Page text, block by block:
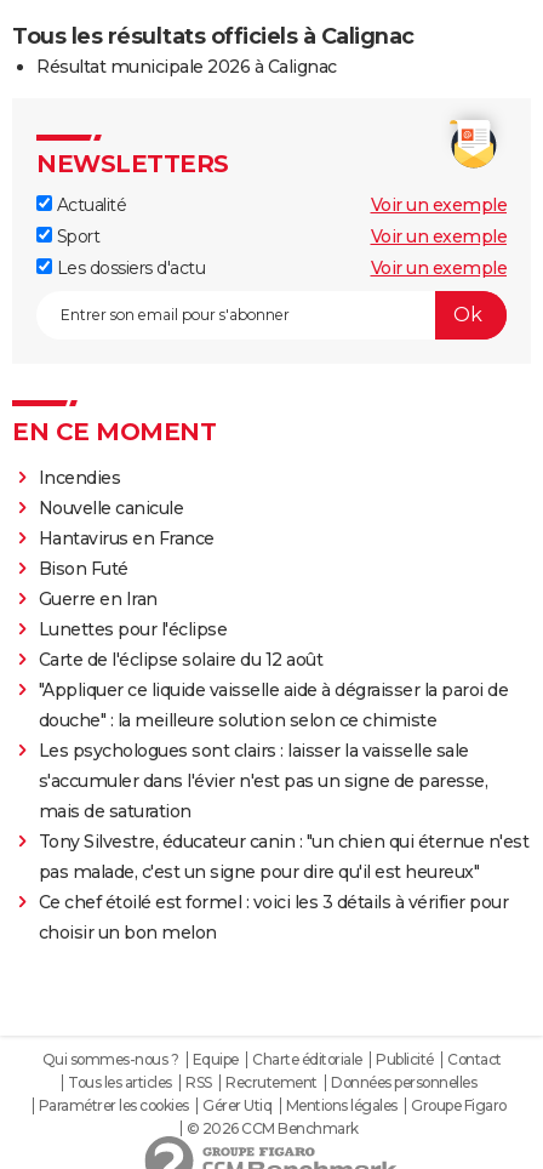
Tous les résultats officiels à Calignac
Résultat municipale 2026 à Calignac
NEWSLETTERS
Actualité
Voir un exemple
Sport
Voir un exemple
Les dossiers d'actu
Voir un exemple
EN CE MOMENT
Incendies
Nouvelle canicule
Hantavirus en France
Bison Futé
Guerre en Iran
Lunettes pour l'éclipse
Carte de l'éclipse solaire du 12 août
"Appliquer ce liquide vaisselle aide à dégraisser la paroi de
douche" : la meilleure solution selon ce chimiste
Les psychologues sont clairs : laisser la vaisselle sale
s'accumuler dans l'évier n'est pas un signe de paresse,
mais de saturation
Tony Silvestre, éducateur canin : "un chien qui éternue n'est
pas malade, c'est un signe pour dire qu'il est heureux"
Ce chef étoilé est formel : voici les 3 détails à vérifier pour
choisir un bon melon
Qui sommes-nous ? Equipe Charte éditoriale Publicité
Contact
Tous les articles
RSS Recrutement
Données personnelles
Paramétrer les cookies
Gérer Utiq Mentions légales
Groupe Figaro
© 2026 CCM Benchmark